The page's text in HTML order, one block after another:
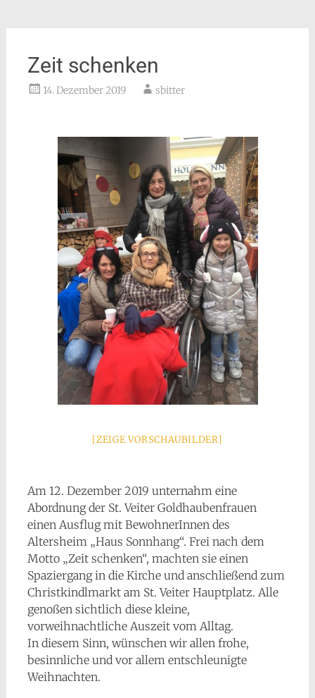
Zeit schenken
14. Dezember 2019 sbitter
[ZEIGE VORSCHAUBILDER]
Am 12. Dezember 2019 unternahm eine
Abordnung der St. Veiter Goldhaubenfrauen
einen Ausflug mit BewohnerInnen des
Altersheim „Haus Sonnhang“. Frei nach dem
Motto „Zeit schenken“, machten sie einen
Spaziergang in die Kirche und anschließend zum
Christkindlmarkt am St. Veiter Hauptplatz. Alle
genoßen sichtlich diese kleine,
vorweihnachtliche Auszeit vom Alltag.
In diesem Sinn, wünschen wir allen frohe,
besinnliche und vor allem entschleunigte
Weihnachten.